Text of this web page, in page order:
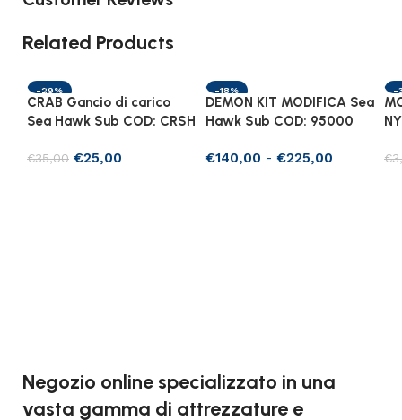
Related Products
-29%
CRAB Gancio di carico
Sea Hawk Sub COD: CRSH
€35,00 €25,00
-18%
DEMON KIT MODIFICA Sea
Hawk Sub COD: 95000
€140,00 - €225,00
-
€
Negozio online specializzato in una
vasta gamma di attrezzature e